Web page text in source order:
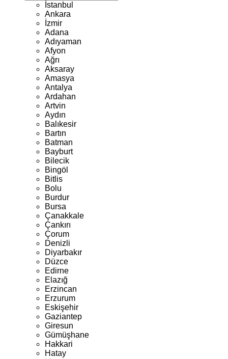
İstanbul
Ankara
İzmir
Adana
Adıyaman
Afyon
Ağrı
Aksaray
Amasya
Antalya
Ardahan
Artvin
Aydın
Balıkesir
Bartın
Batman
Bayburt
Bilecik
Bingöl
Bitlis
Bolu
Burdur
Bursa
Çanakkale
Çankırı
Çorum
Denizli
Diyarbakır
Düzce
Edirne
Elazığ
Erzincan
Erzurum
Eskişehir
Gaziantep
Giresun
Gümüşhane
Hakkari
Hatay